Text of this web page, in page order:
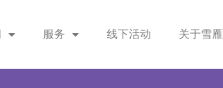
服务 线下活动 关于雪雁